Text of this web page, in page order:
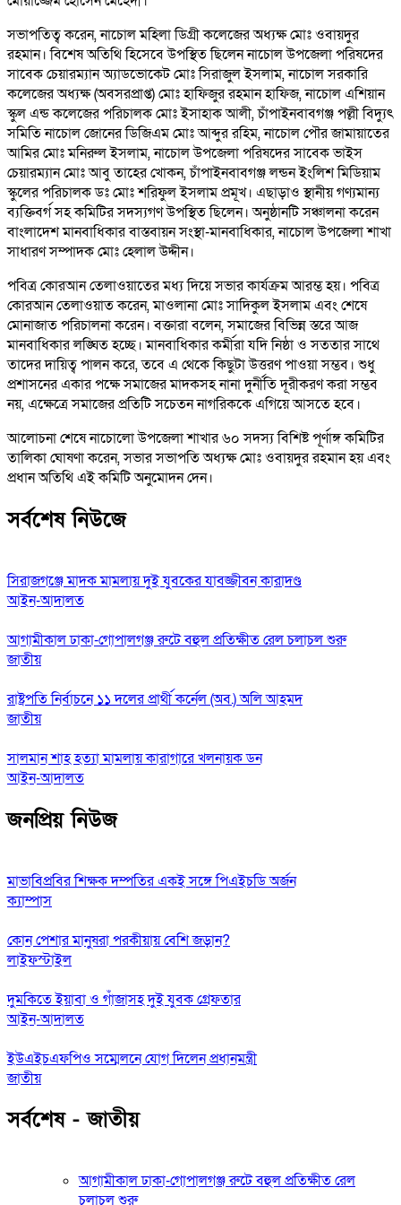
সভাপতিত্ব করেন, নাচোল মহিলা ডিগ্রী কলেজের অধ্যক্ষ মোঃ ওবায়দুর
রহমান। বিশেষ অতিথি হিসেবে উপস্থিত ছিলেন নাচোল উপজেলা পরিষদের
সাবেক চেয়ারম্যান অ্যাডভোকেট মোঃ সিরাজুল ইসলাম, নাচোল সরকারি
কলেজের অধ্যক্ষ (অবসরপ্রাপ্ত) মোঃ হাফিজুর রহমান হাফিজ, নাচোল এশিয়ান
স্কুল এন্ড কলেজের পরিচালক মোঃ ইসাহাক আলী, চাঁপাইনবাবগঞ্জ পল্লী বিদ্যুৎ
সমিতি নাচোল জোনের ডিজিএম মোঃ আব্দুর রহিম, নাচোল পৌর জামায়াতের
আমির মোঃ মনিরুল ইসলাম, নাচোল উপজেলা পরিষদের সাবেক ভাইস
চেয়ারম্যান মোঃ আবু তাহের খোকন, চাঁপাইনবাবগঞ্জ লন্ডন ইংলিশ মিডিয়াম
স্কুলের পরিচালক ডঃ মোঃ শরিফুল ইসলাম প্রমূখ। এছাড়াও স্থানীয় গণ্যমান্য
ব্যক্তিবর্গ সহ কমিটির সদস্যগণ উপস্থিত ছিলেন। অনুষ্ঠানটি সঞ্চালনা করেন
বাংলাদেশ মানবাধিকার বাস্তবায়ন সংস্থা-মানবাধিকার, নাচোল উপজেলা শাখা
সাধারণ সম্পাদক মোঃ হেলাল উদ্দীন।
পবিত্র কোরআন তেলাওয়াতের মধ্য দিয়ে সভার কার্যক্রম আরম্ভ হয়। পবিত্র
কোরআন তেলাওয়াত করেন, মাওলানা মোঃ সাদিকুল ইসলাম এবং শেষে
মোনাজাত পরিচালনা করেন। বক্তারা বলেন, সমাজের বিভিন্ন স্তরে আজ
মানবাধিকার লঙ্ঘিত হচ্ছে। মানবাধিকার কর্মীরা যদি নিষ্ঠা ও সততার সাথে
তাদের দায়িত্ব পালন করে, তবে এ থেকে কিছুটা উত্তরণ পাওয়া সম্ভব। শুধু
প্রশাসনের একার পক্ষে সমাজের মাদকসহ নানা দুর্নীতি দূরীকরণ করা সম্ভব
নয়, এক্ষেত্রে সমাজের প্রতিটি সচেতন নাগরিককে এগিয়ে আসতে হবে।
আলোচনা শেষে নাচোলো উপজেলা শাখার ৬০ সদস্য বিশিষ্ট পূর্ণাঙ্গ কমিটির
তালিকা ঘোষণা করেন, সভার সভাপতি অধ্যক্ষ মোঃ ওবায়দুর রহমান হয় এবং
প্রধান অতিথি এই কমিটি অনুমোদন দেন।
সর্বশেষ নিউজে
সিরাজগঞ্জে মাদক মামলায় দুই যুবকের যাবজ্জীবন কারাদণ্ড
আইন-আদালত
আগামীকাল ঢাকা-গোপালগঞ্জ রুটে বহুল প্রতিক্ষীত রেল চলাচল শুরু
জাতীয়
রাষ্ট্রপতি নির্বাচনে ১১ দলের প্রার্থী কর্নেল (অব.) অলি আহমদ
জাতীয়
সালমান শাহ হত্যা মামলায় কারাগারে খলনায়ক ডন
আইন-আদালত
জনপ্রিয় নিউজ
মাভাবিপ্রবির শিক্ষক দম্পতির একই সঙ্গে পিএইচডি অর্জন
ক্যাম্পাস
কোন পেশার মানুষরা পরকীয়ায় বেশি জড়ান?
লাইফস্টাইল
দুমকিতে ইয়াবা ও গাঁজাসহ দুই যুবক গ্রেফতার
আইন-আদালত
ইউএইচএফপিও সম্মেলনে যোগ দিলেন প্রধানমন্ত্রী
জাতীয়
সর্বশেষ - জাতীয়
আগামীকাল ঢাকা-গোপালগঞ্জ রুটে বহুল প্রতিক্ষীত রেল
চলাচল শুরু